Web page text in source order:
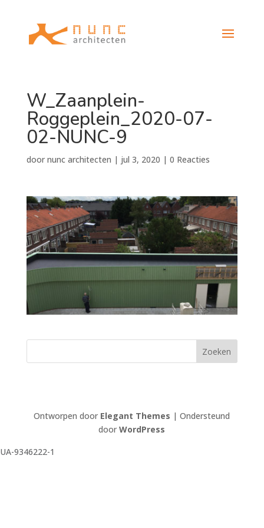
W_Zaanplein-
Roggeplein_2020-07-
02-NUNC-9
door nunc architecten | jul 3, 2020 | 0 Reacties
Ontworpen door Elegant Themes | Ondersteund
doorWordPress
UA-9346222-1